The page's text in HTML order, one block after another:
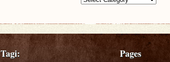
Tagi: Pages